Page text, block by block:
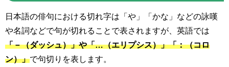
日本語の俳句における切れ字は「や」「かな」などの詠嘆
や名詞などで句が切れることで表されますが、英語では
「－（ダッシュ）」や「…（エリプシス）」「：（コロ
ン）」で句切りを表します。